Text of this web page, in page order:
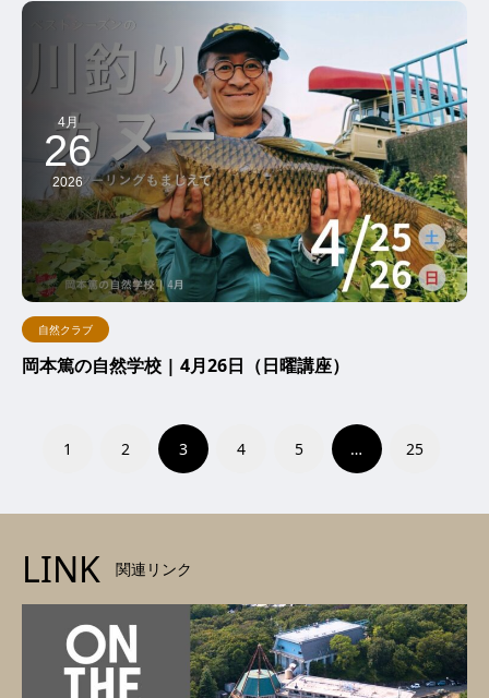
4月
26
2026
自然クラブ
岡本篤の自然学校 | 4月26日（日曜講座）
1 2 3 4 5 … 25
LINK 関連リンク